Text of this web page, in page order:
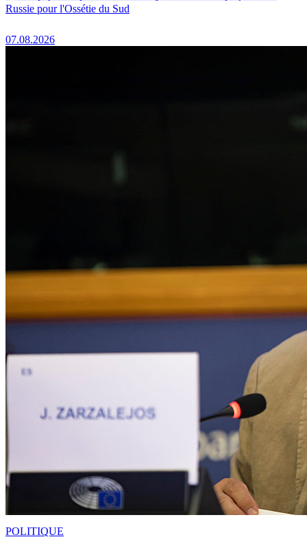
Russie pour l'Ossétie du Sud
07.08.2026
POLITIQUE